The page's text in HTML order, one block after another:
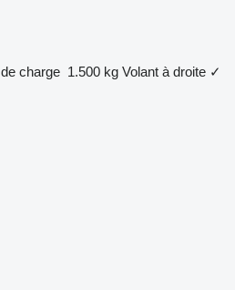
charge 1.500 kg Volant à droite ✓